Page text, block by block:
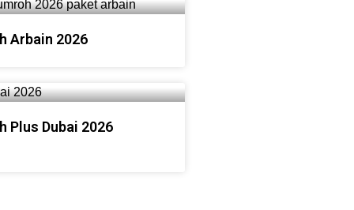
Arbain 2026
Plus Dubai 2026